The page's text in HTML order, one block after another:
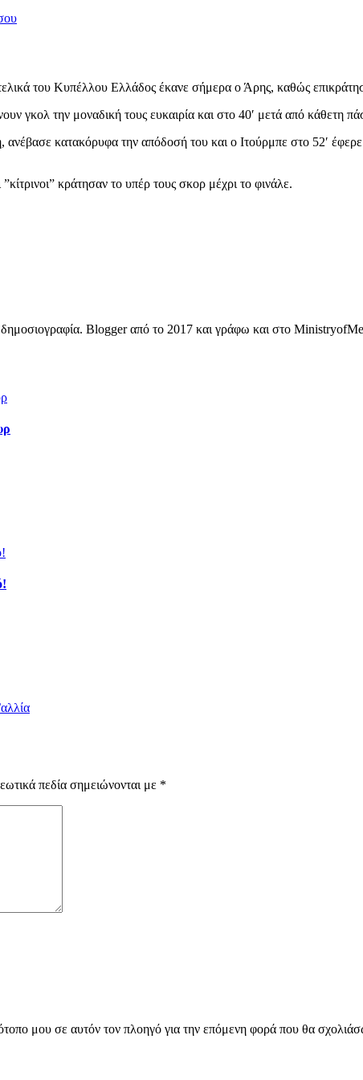
του Κυπέλλου Ελλάδος έκανε σήμερα ο Άρης, καθώς
γκολ την μοναδική τους ευκαιρία και στο 40′ μετά από κάθετη
κατακόρυφα την απόδοσή του και ο Ιτούρμπε στο 52′
κράτησαν το υπέρ τους σκορ μέχρι το φινάλε.
Blogger από το 2017 και γράφω και στο
πεδία σημειώνονται με *
μου σε αυτόν τον πλοηγό για την επόμενη φορά που θα